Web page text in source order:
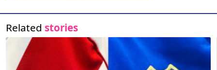
Related stories